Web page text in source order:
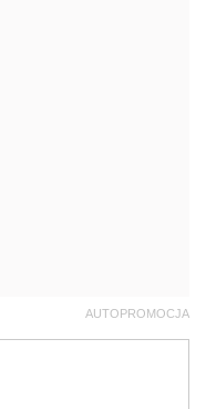
AUTOPROMOCJA